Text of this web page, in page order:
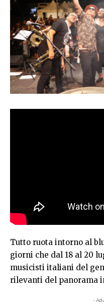
Tutto ruota intorno al
giorni che dal 18 al 20
musicisti italiani del
rilevanti del panorama
-